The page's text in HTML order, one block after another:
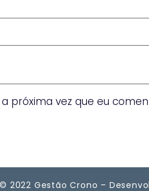
próxima vez que eu
© 2022 Gestão Crono –